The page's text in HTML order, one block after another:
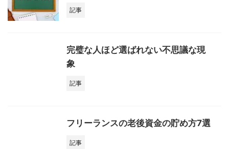
記事
完璧な人ほど選ばれない不思議な現
象
記事
フリーランスの老後資金の貯め方7選
記事